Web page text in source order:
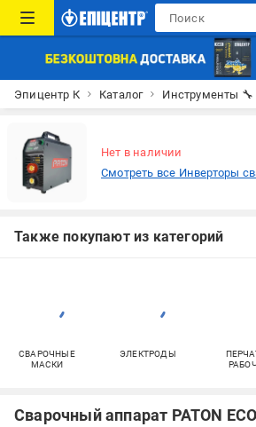
Эпицентр К Каталог Инструменты 🔧
Нет в наличии
Смотреть все Инверторы
Также покупают из категорий
СВАРОЧНЫЕ
МАСКИ
ЭЛЕКТРОДЫ
Сварочный аппарат PATON